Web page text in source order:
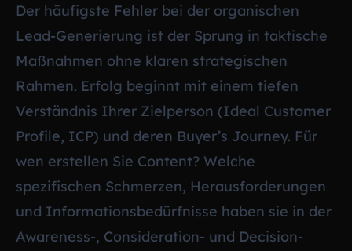
Der häufigste Fehler bei der organischen
Lead-Generierung ist der Sprung in taktische
Maßnahmen ohne klaren strategischen
Rahmen. Erfolg beginnt mit einem tiefen
Verständnis Ihrer Zielperson (Ideal Customer
Profile, ICP) und deren Buyer’s Journey. Für
wen erstellen Sie Content? Welche
spezifischen Schmerzen, Herausforderungen
und Informationsbedürfnisse haben sie in der
Awareness-, Consideration- und Decision-